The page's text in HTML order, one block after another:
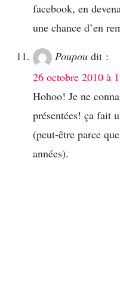
facebook, en
une chance d’en
Poupou dit :
26 octobre 2010 à
Hohoo! Je ne
présentées! ça fait
(peut-être parce
années).